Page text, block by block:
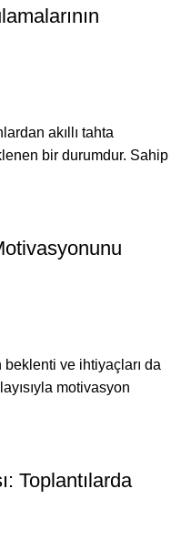
akıllı tahta
bir durumdur. Sahip
ve ihtiyaçları da
motivasyon
Toplantılarda